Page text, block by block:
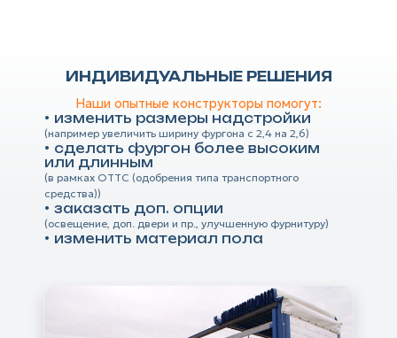
ИНДИВИДУАЛЬНЫЕ РЕШЕНИЯ
Наши опытные конструкторы помогут:
изменить размеры надстройки
(например увеличить ширину фургона с 2,4 на 2,6)
сделать фургон более высоким
или длинным
(в рамках ОТТС (одобрения типа транспортного
средства))
заказать доп. опции
(освещение, доп. двери и пр., улучшенную фурнитуру)
изменить материал пола